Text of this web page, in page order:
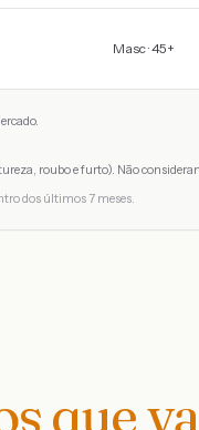
Masc · 45+
roubo e furto). Não
dos últimos 7 meses.
que